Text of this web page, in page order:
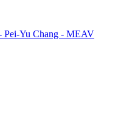
Pei-Yu Chang - MEAV